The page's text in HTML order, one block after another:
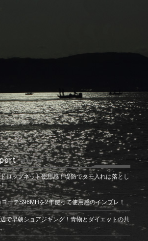
最新記事
ロップネット使用感！堤防でタモ入れは落とし
ーテS96MHを2年使って使用感のインプレ！
で早朝ショアジギング！青物とダイエットの共